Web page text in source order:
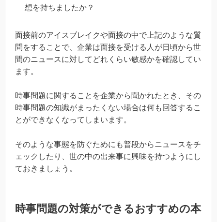
想を持ちましたか？
面接前のアイスブレイクや面接の中で上記のような質
問をすることで、企業は面接を受ける人が日頃から世
間のニュースに対してどれくらい敏感かを確認してい
ます。
時事問題に関することを企業から聞かれたとき、その
時事問題の知識がまったくない場合は何も回答するこ
とができなくなってしまいます。
そのような事態を防ぐためにも普段からニュースをチ
ェックしたり、世の中の出来事に興味を持つようにし
ておきましょう。
時事問題の対策ができるおすすめの本